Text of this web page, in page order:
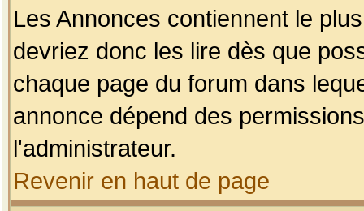
Les Annonces contiennent le
devriez donc les lire dès que
chaque page du forum dans
annonce dépend des
l'administrateur.
Revenir en haut de page